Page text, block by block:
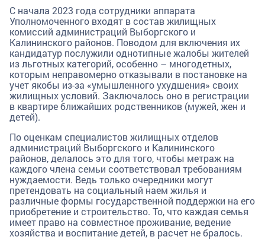
С начала 2023 года сотрудники аппарата
Уполномоченного входят в состав жилищных
комиссий администраций Выборгского и
Калининского районов. Поводом для включения их
кандидатур послужили однотипные жалобы жителей
из льготных категорий, особенно – многодетных,
которым неправомерно отказывали в постановке на
учет якобы из-за «умышленного ухудшения» своих
жилищных условий. Заключалось оно в регистрации
в квартире ближайших родственников (мужей, жен и
детей).
По оценкам специалистов жилищных отделов
администраций Выборгского и Калининского
районов, делалось это для того, чтобы метраж на
каждого члена семьи соответствовал требованиям
нуждаемости. Ведь только очередники могут
претендовать на социальный наем жилья и
различные формы государственной поддержки на его
приобретение и строительство. То, что каждая семья
имеет право на совместное проживание, ведение
хозяйства и воспитание детей, в расчет не бралось.